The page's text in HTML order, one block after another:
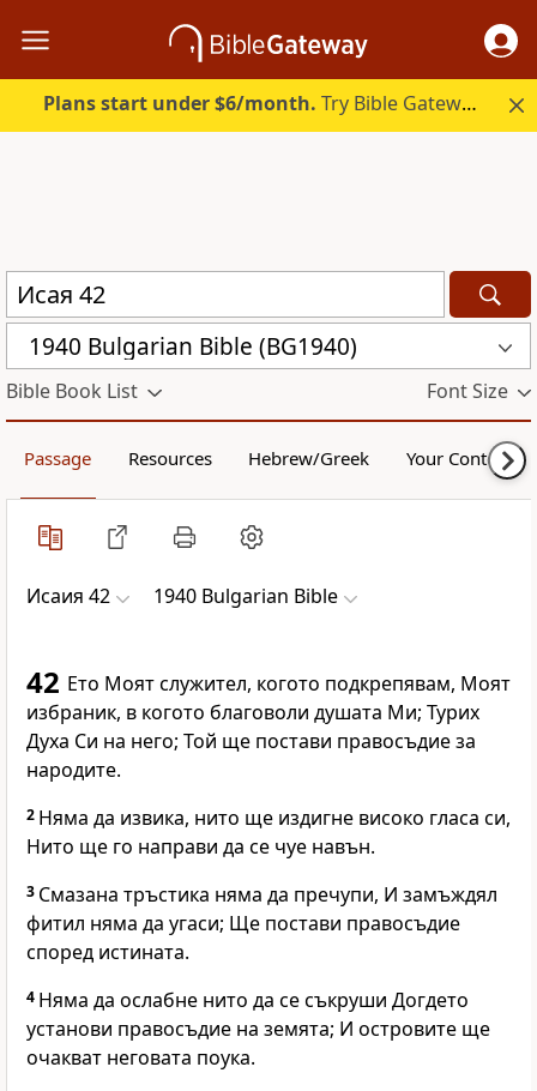
Plans start under $6/month. Try Bible Gateway Plus.
1940 Bulgarian Bible (BG1940)
Bible Book List Font Size
Passage Resources Hebrew/Greek Your Content
Исаия 42 1940 Bulgarian Bible
42 Ето Моят служител, когото подкрепявам, Моят
избраник, в когото благоволи душата Ми; Турих
Духа Си на него; Той ще постави правосъдие за
народите.
2 Няма да извика, нито ще издигне високо гласа си,
Нито ще го направи да се чуе навън.
3 Смазана тръстика няма да пречупи, И замъждял
фитил няма да угаси; Ще постави правосъдие
според истината.
4 Няма да ослабне нито да се съкруши Догдето
установи правосъдие на земята; И островите ще
очакват неговата поука.